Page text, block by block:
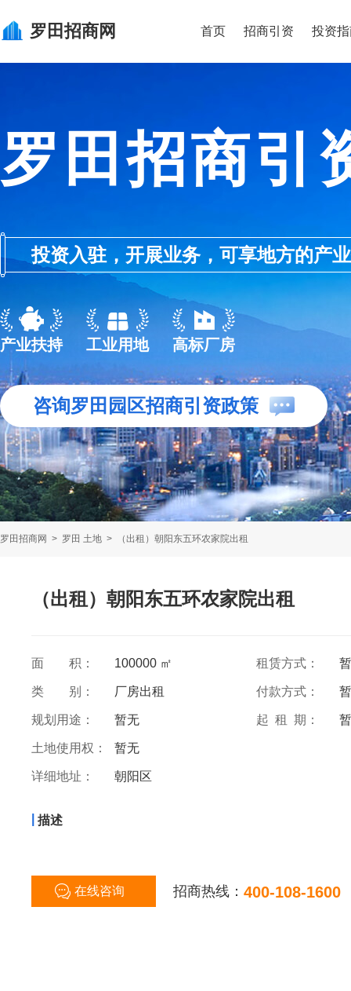
罗田招商网 首页 招商引资 投资
罗田招商引
投资入驻，开展业务，可享地方的产
产业扶持 工业用地 高标厂房
咨询罗田园区招商引资政策
罗田招商网 > 罗田 土地 > （出租）朝阳东五环农家院出租
（出租）朝阳东五环农家院出租
面 积： 100000 ㎡ 租赁方式：
类 别： 厂房出租 付款方式：
规划用途： 暂无 起 租 期：
土地使用权： 暂无
详细地址： 朝阳区
描述
在线咨询 招商热线： 400-108-1600